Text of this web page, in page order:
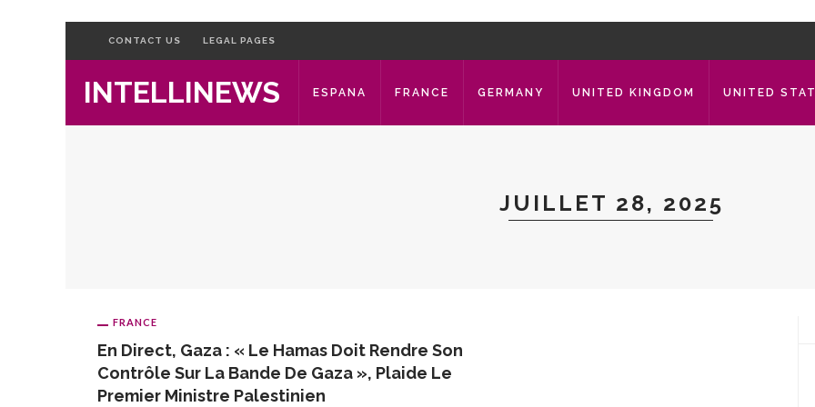
CONTACT US LEGAL PAGES
INTELLINEWS ESPANA FRANCE GERMANY UNITED KINGDOM UNITED
JUILLET 28, 2025
FRANCE
En Direct, Gaza : « Le Hamas Doit Rendre Son
Contrôle Sur La Bande De Gaza », Plaide Le
Premier Ministre Palestinien